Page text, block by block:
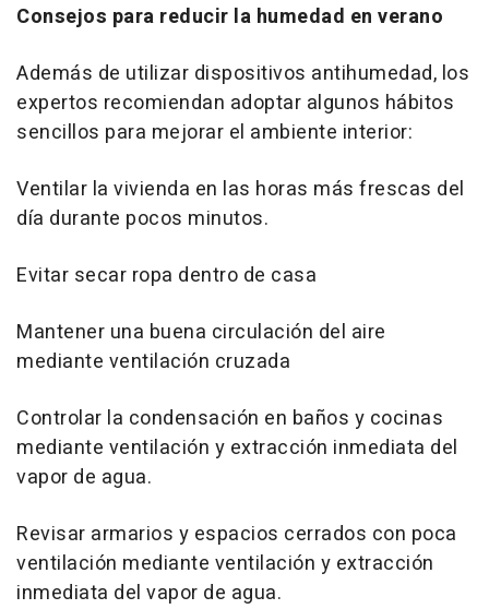
Consejos para reducir la humedad en verano
Además de utilizar dispositivos antihumedad, los
expertos recomiendan adoptar algunos hábitos
sencillos para mejorar el ambiente interior:
Ventilar la vivienda en las horas más frescas del
día durante pocos minutos.
Evitar secar ropa dentro de casa
Mantener una buena circulación del aire
mediante ventilación cruzada
Controlar la condensación en baños y cocinas
mediante ventilación y extracción inmediata del
vapor de agua.
Revisar armarios y espacios cerrados con poca
ventilación mediante ventilación y extracción
inmediata del vapor de agua.